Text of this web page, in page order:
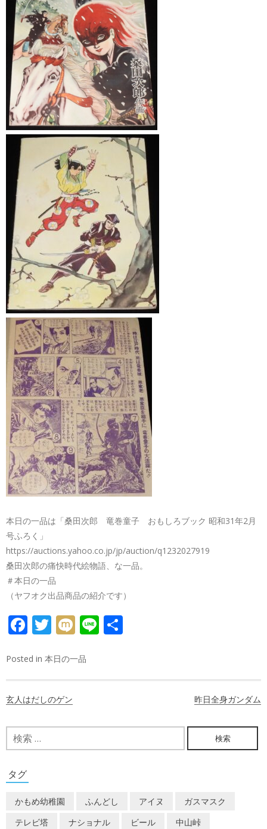
本日の一品は「桑田次郎 竜巻童子 おもしろブック 昭和31年2月
号ふろく」
https://auctions.yahoo.co.jp/jp/auction/q1232027919
桑田次郎の痛快時代絵物語、な一品。
＃本日の一品
（ヤフオク出品商品の紹介です）
FACEBOOK
TWITTER
MIXILINE
Posted in 本日の一品
稿
ナ
ビ
ゲ
ー
シ
玄人はだしのゲン 昨日全身ガンダム
検
索:
タグ
かもめ幼稚園 ふんどし アイヌ
ガスマスク
テレビ塔
ナショナル ビール
中山峠